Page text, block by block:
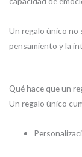
Un regalo único no
pensamiento y la
Qué hace que un
Un regalo único